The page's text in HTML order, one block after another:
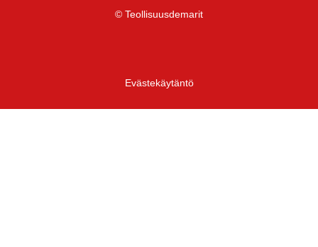
© Teollisuusdemarit
Evästekäytäntö